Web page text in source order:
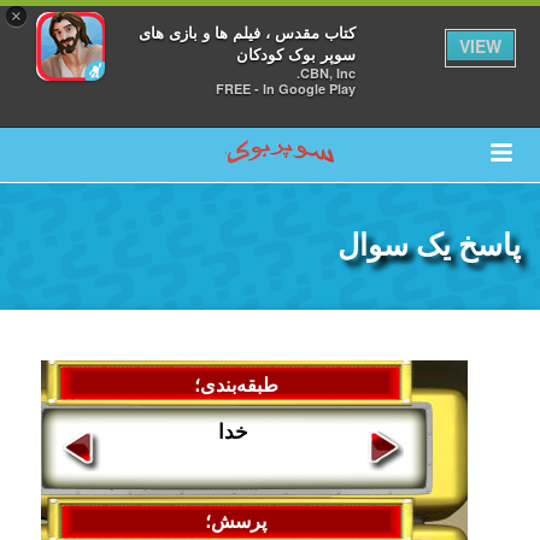
×
کتاب مقدس ، فیلم ها و بازی های
سوپر بوک کودکان
CBN, Inc.
FREE - In Google Play
VIEW
پاسخ یک سوال
خدا
طبقه‌بندی؛
پرسش؛